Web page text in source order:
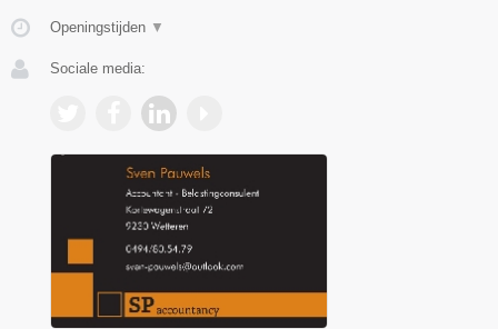
Openingstijden ▼
Sociale media: